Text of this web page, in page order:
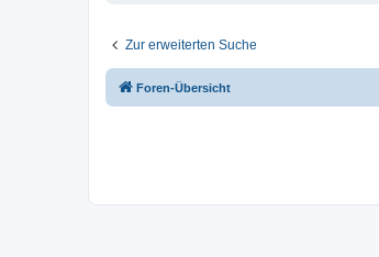
Zur erweiterten Suche
Foren-Übersicht